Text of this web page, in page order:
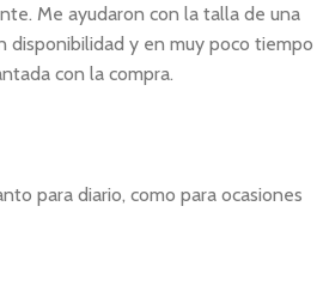
Me ayudaron con la talla de una
disponibilidad y en muy poco tiempo
con la compra.
para diario, como para ocasiones